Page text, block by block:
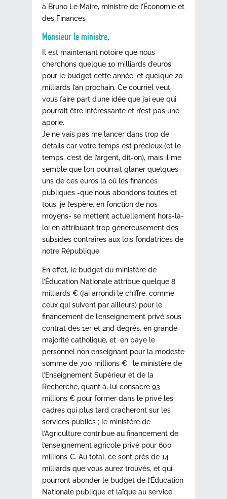
à Bruno Le Maire, ministre de l’Économie et
des Finances
Monsieur le ministre,
Il est maintenant notoire que nous
cherchons quelque 10 milliards d’euros
pour le budget cette année, et quelque 20
milliards l’an prochain. Ce courriel veut
vous faire part d’une idée que j’ai eue qui
pourrait être intéressante et n’est pas une
aporie.
Je ne vais pas me lancer dans trop de
détails car votre temps est précieux (et le
temps, c’est de l’argent, dit-on), mais il me
semble que l’on pourrait glaner quelques-
uns de ces euros là où les finances
publiques -que nous abondons toutes et
tous, je l’espère, en fonction de nos
moyens- se mettent actuellement hors-la-
loi en attribuant trop généreusement des
subsides contraires aux lois fondatrices de
notre République.
En effet, le budget du ministère de
l’Éducation Nationale attribue quelque 8
milliards € (j’ai arrondi le chiffre, comme
ceux qui suivent par ailleurs) pour le
financement de l’enseignement privé sous
contrat des 1er et 2nd degrés, en grande
majorité catholique, et en paye le
personnel non enseignant pour la modeste
somme de 700 millions € ; le ministère de
l’Enseignement Supérieur et de la
Recherche, quant à, lui consacre 93
millions € pour former dans le privé les
cadres qui plus tard cracheront sur les
services publics ; le ministère de
l’Agriculture contribue au financement de
l’enseignement agricole privé pour 600
millions €. Au total, ce sont près de 14
milliards que vous aurez trouvés, et qui
pourront abonder le budget de l’Éducation
Nationale publique et laïque au service